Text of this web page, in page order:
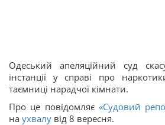
Одеський апеляційний суд
інстанції у справі про
таємниці нарадчої кімнати.
Про це повідомляє «Судовий
на ухвалу від 8 вересня.